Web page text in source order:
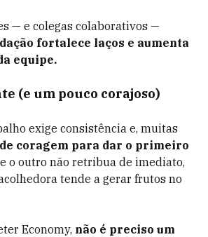
— e colegas colaborativos —
fortalece laços e aumenta
equipe.
(e um pouco corajoso)
exige consistência e, muitas
coragem para dar o primeiro
o outro não retribua de imediato,
tende a gerar frutos no
Economy, não é preciso um